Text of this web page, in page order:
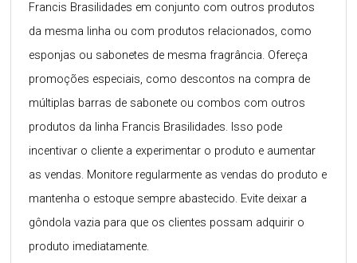
Francis Brasilidades em conjunto com outros produtos
da mesma linha ou com produtos relacionados, como
esponjas ou sabonetes de mesma fragrância. Ofereça
promoções especiais, como descontos na compra de
múltiplas barras de sabonete ou combos com outros
produtos da linha Francis Brasilidades. Isso pode
incentivar o cliente a experimentar o produto e aumentar
as vendas. Monitore regularmente as vendas do produto e
mantenha o estoque sempre abastecido. Evite deixar a
gôndola vazia para que os clientes possam adquirir o
produto imediatamente.